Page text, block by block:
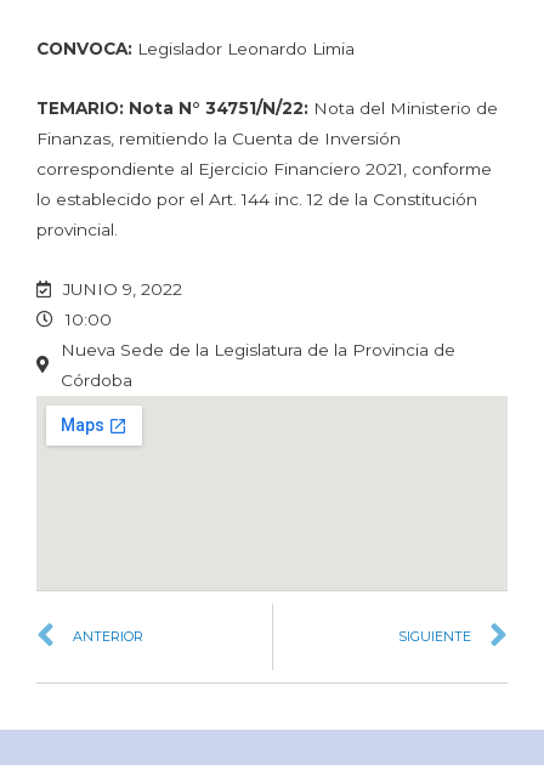
CONVOCA: Legislador Leonardo Limia
TEMARIO: Nota N° 34751/N/22: Nota del Ministerio de
Finanzas, remitiendo la Cuenta de Inversión
correspondiente al Ejercicio Financiero 2021, conforme
lo establecido por el Art. 144 inc. 12 de la Constitución
provincial.
JUNIO 9, 2022
10:00
Nueva Sede de la Legislatura de la Provincia de
Córdoba
ANTERIOR SIGUIENTE